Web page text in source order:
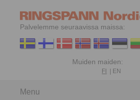
Palvelemme seuraavissa maissa:
FI EN
Menu